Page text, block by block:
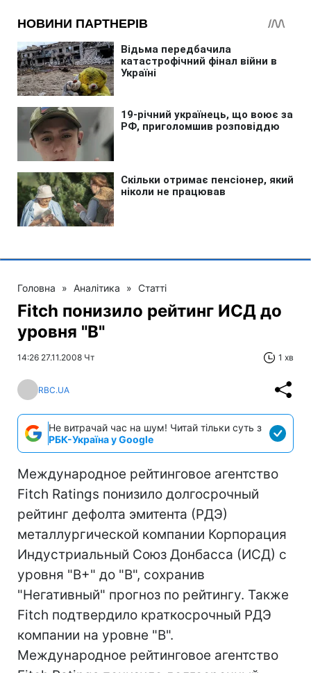
Головна » Аналітика » Статті
Fitch понизило рейтинг ИСД до
уровня "B"
14:26 27.11.2008 Чт 1 хв
RBC.UA
Не витрачай час на шум! Читай тільки суть з
РБК-Україна у Google
Международное рейтинговое агентство
Fitch Ratings понизило долгосрочный
рейтинг дефолта эмитента (РДЭ)
металлургической компании Корпорация
Индустриальный Союз Донбасса (ИСД) с
уровня "B+" до "B", сохранив
"Негативный" прогноз по рейтингу. Также
Fitch подтвердило краткосрочный РДЭ
компании на уровне "B".
Международное рейтинговое агентство